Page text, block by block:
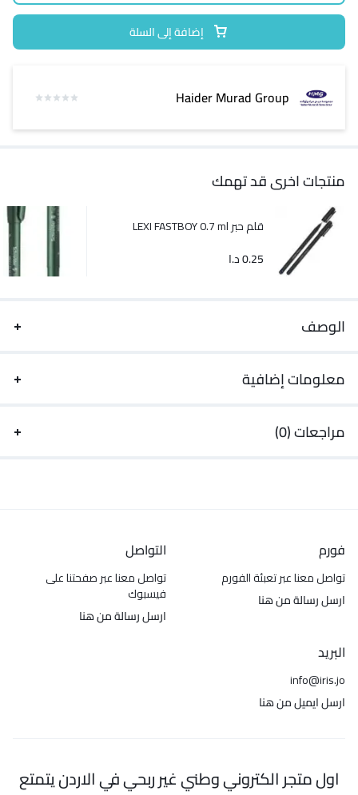
إضافة إلى السلة
Haider Murad Group
منتجات اخرى قد تهمك
قلم حبر LEXI FASTBOY 0.7 ml
0.25د.ا
الوصف
معلومات إضافية
مراجعات (0)
فورم
تواصل معنا عبر تعبئة الفورم
ارسل رسالة من هنا
التواصل
تواصل معنا عبر صفحتنا على
فيسبوك
ارسل رسالة من هنا
البريد
info@iris.jo
ارسل ايميل من هنا
اول متجر الكتروني وطني غير ربحي في الاردن يتمتع